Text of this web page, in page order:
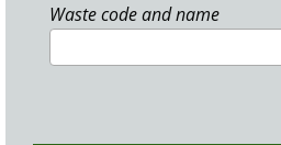
Waste code and name